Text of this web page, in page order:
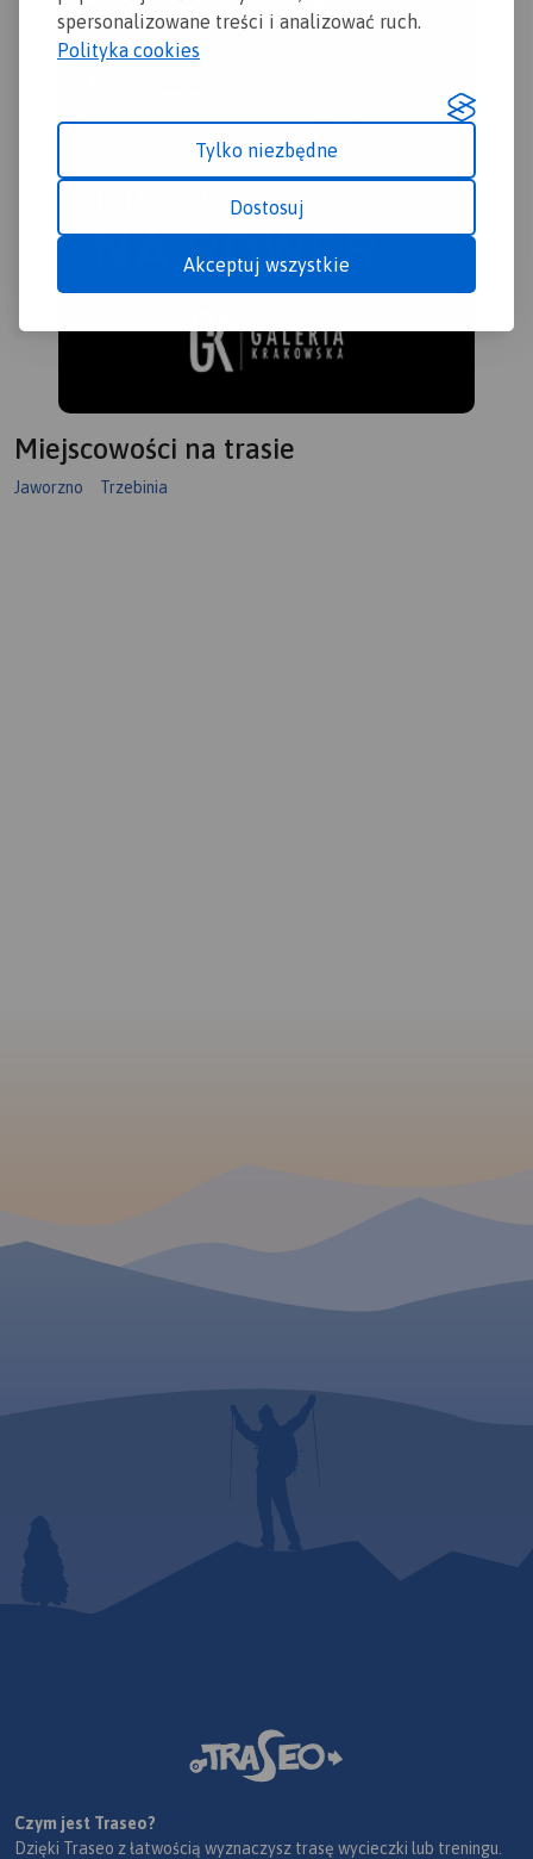
spersonalizowane treści i analizować ruch.
Polityka cookies
Tylko niezbędne
Dostosuj
Akceptuj wszystkie
Miejscowości na trasie
Jaworzno Trzebinia
Czym jest Traseo?
Dzięki Traseo z łatwością wyznaczysz trasę wycieczki lub treningu.